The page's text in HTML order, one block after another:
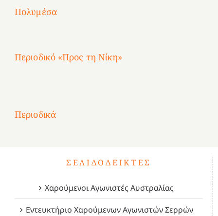
Πολυμέσα
Αγωνίστριες
Αθηνών
Αγωνίστριες
Αθηνών
Αγωνίστριες
Αθηνών
χρόνια
καρτερούμεν»
Περιοδικό «Προς τη Νίκη»
Περιοδικά
1821
Δεκέμβριος
2023!
Μάιος
2023!
Μάρτιος
2023!
ΣΕΛΙΔΟΔΕΊΚΤΕΣ
Χαρούμενοι Αγωνιστές Αυστραλίας
Εντευκτήριο Χαρούμενων Αγωνιστών Σερρών